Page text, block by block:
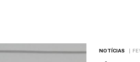
NOTÍCIAS